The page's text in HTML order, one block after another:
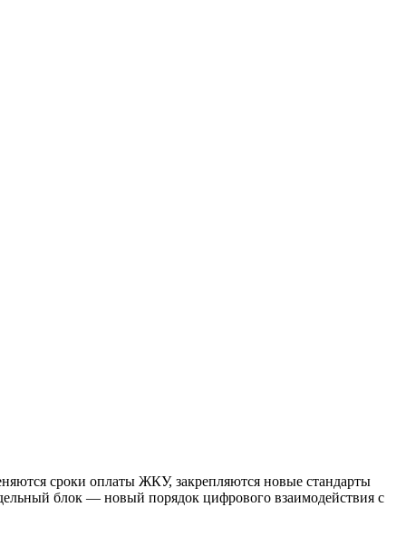
сроки оплаты ЖКУ, закрепляются новые стандарты
блок — новый порядок цифрового взаимодействия с